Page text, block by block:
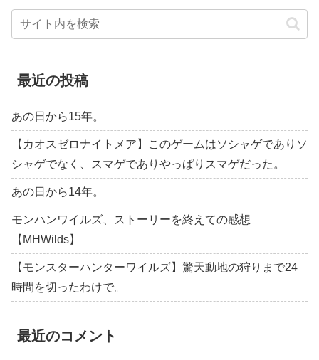
最近の投稿
あの日から15年。
【カオスゼロナイトメア】このゲームはソシャゲでありソ
シャゲでなく、スマゲでありやっぱりスマゲだった。
あの日から14年。
モンハンワイルズ、ストーリーを終えての感想
【MHWilds】
【モンスターハンターワイルズ】驚天動地の狩りまで24
時間を切ったわけで。
最近のコメント